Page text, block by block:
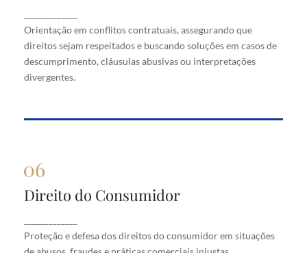
Orientação em conflitos contratuais, assegurando que
direitos sejam respeitados e buscando soluções em casos de
descumprimento, cláusulas abusivas ou interpretações
divergentes.
que direitos sejam respeitados e buscando soluções
em casos de descumprimento, cláusulas abusivas
ou interpretações divergentes.
Direito do Consumidor
Proteção e defesa dos direitos do consumidor em situações
Direito do Consumidor
situações de abusos, fraudes e práticas comerciais
injustas, promovendo acesso a reparações e justiça.